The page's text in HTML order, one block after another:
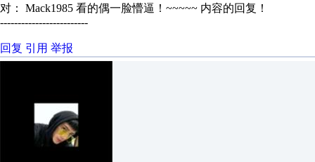
对： Mack1985 看的偶一脸懵逼！~~~~~ 内容的回复！
-------------------------
回复 引用 举报